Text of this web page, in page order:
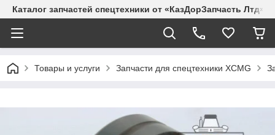
Каталог запчастей спецтехники от «КазДорЗапчасть Лтд»
Товары и услуги Запчасти для спецтехники XCMG